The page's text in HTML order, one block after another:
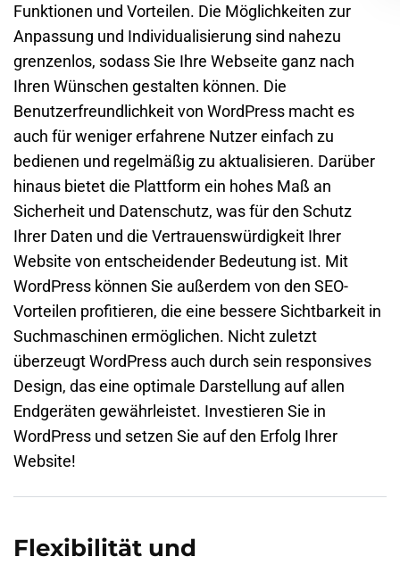
Funktionen und Vorteilen. Die Möglichkeiten zur
Anpassung und Individualisierung sind nahezu
grenzenlos, sodass Sie Ihre Webseite ganz nach
Ihren Wünschen gestalten können. Die
Benutzerfreundlichkeit von WordPress macht es
auch für weniger erfahrene Nutzer einfach zu
bedienen und regelmäßig zu aktualisieren. Darüber
hinaus bietet die Plattform ein hohes Maß an
Sicherheit und Datenschutz, was für den Schutz
Ihrer Daten und die Vertrauenswürdigkeit Ihrer
Website von entscheidender Bedeutung ist. Mit
WordPress können Sie außerdem von den SEO-
Vorteilen profitieren, die eine bessere Sichtbarkeit in
Suchmaschinen ermöglichen. Nicht zuletzt
überzeugt WordPress auch durch sein responsives
Design, das eine optimale Darstellung auf allen
Endgeräten gewährleistet. Investieren Sie in
WordPress und setzen Sie auf den Erfolg Ihrer
Website!
Flexibilität und